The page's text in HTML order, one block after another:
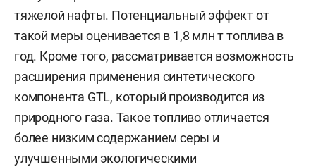
тяжелой нафты. Потенциальный эффект от
такой меры оценивается в 1,8 млн т топлива в
год. Кроме того, рассматривается возможность
расширения применения синтетического
компонента GTL, который производится из
природного газа. Такое топливо отличается
более низким содержанием серы и
улучшенными экологическими